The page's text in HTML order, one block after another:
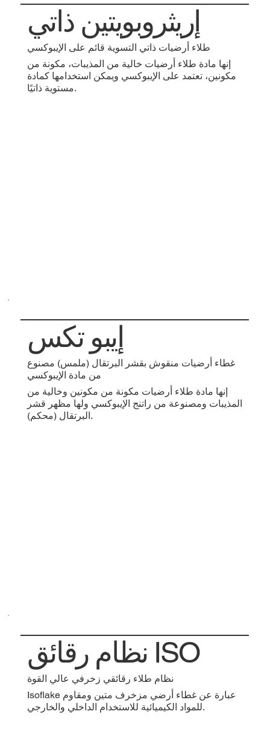
إريثروبويتين ذاتي
طلاء أرضيات ذاتي التسوية قائم على الإيبوكسي
إنها مادة طلاء أرضيات خالية من المذيبات، مكونة من
مكونين، تعتمد على الإيبوكسي ويمكن استخدامها كمادة
مستوية ذاتيًا.
إيبو تكس
غطاء أرضيات منقوش بقشر البرتقال (ملمس) مصنوع
من مادة الإيبوكسي
إنها مادة طلاء أرضيات مكونة من مكونين وخالية من
المذيبات ومصنوعة من راتنج الإيبوكسي ولها مظهر قشر
البرتقال (محكم).
نظام رقائق ISO
نظام طلاء رقائقي زخرفي عالي القوة
Isoflake عبارة عن غطاء أرضي مزخرف متين ومقاوم
للمواد الكيميائية للاستخدام الداخلي والخارجي.